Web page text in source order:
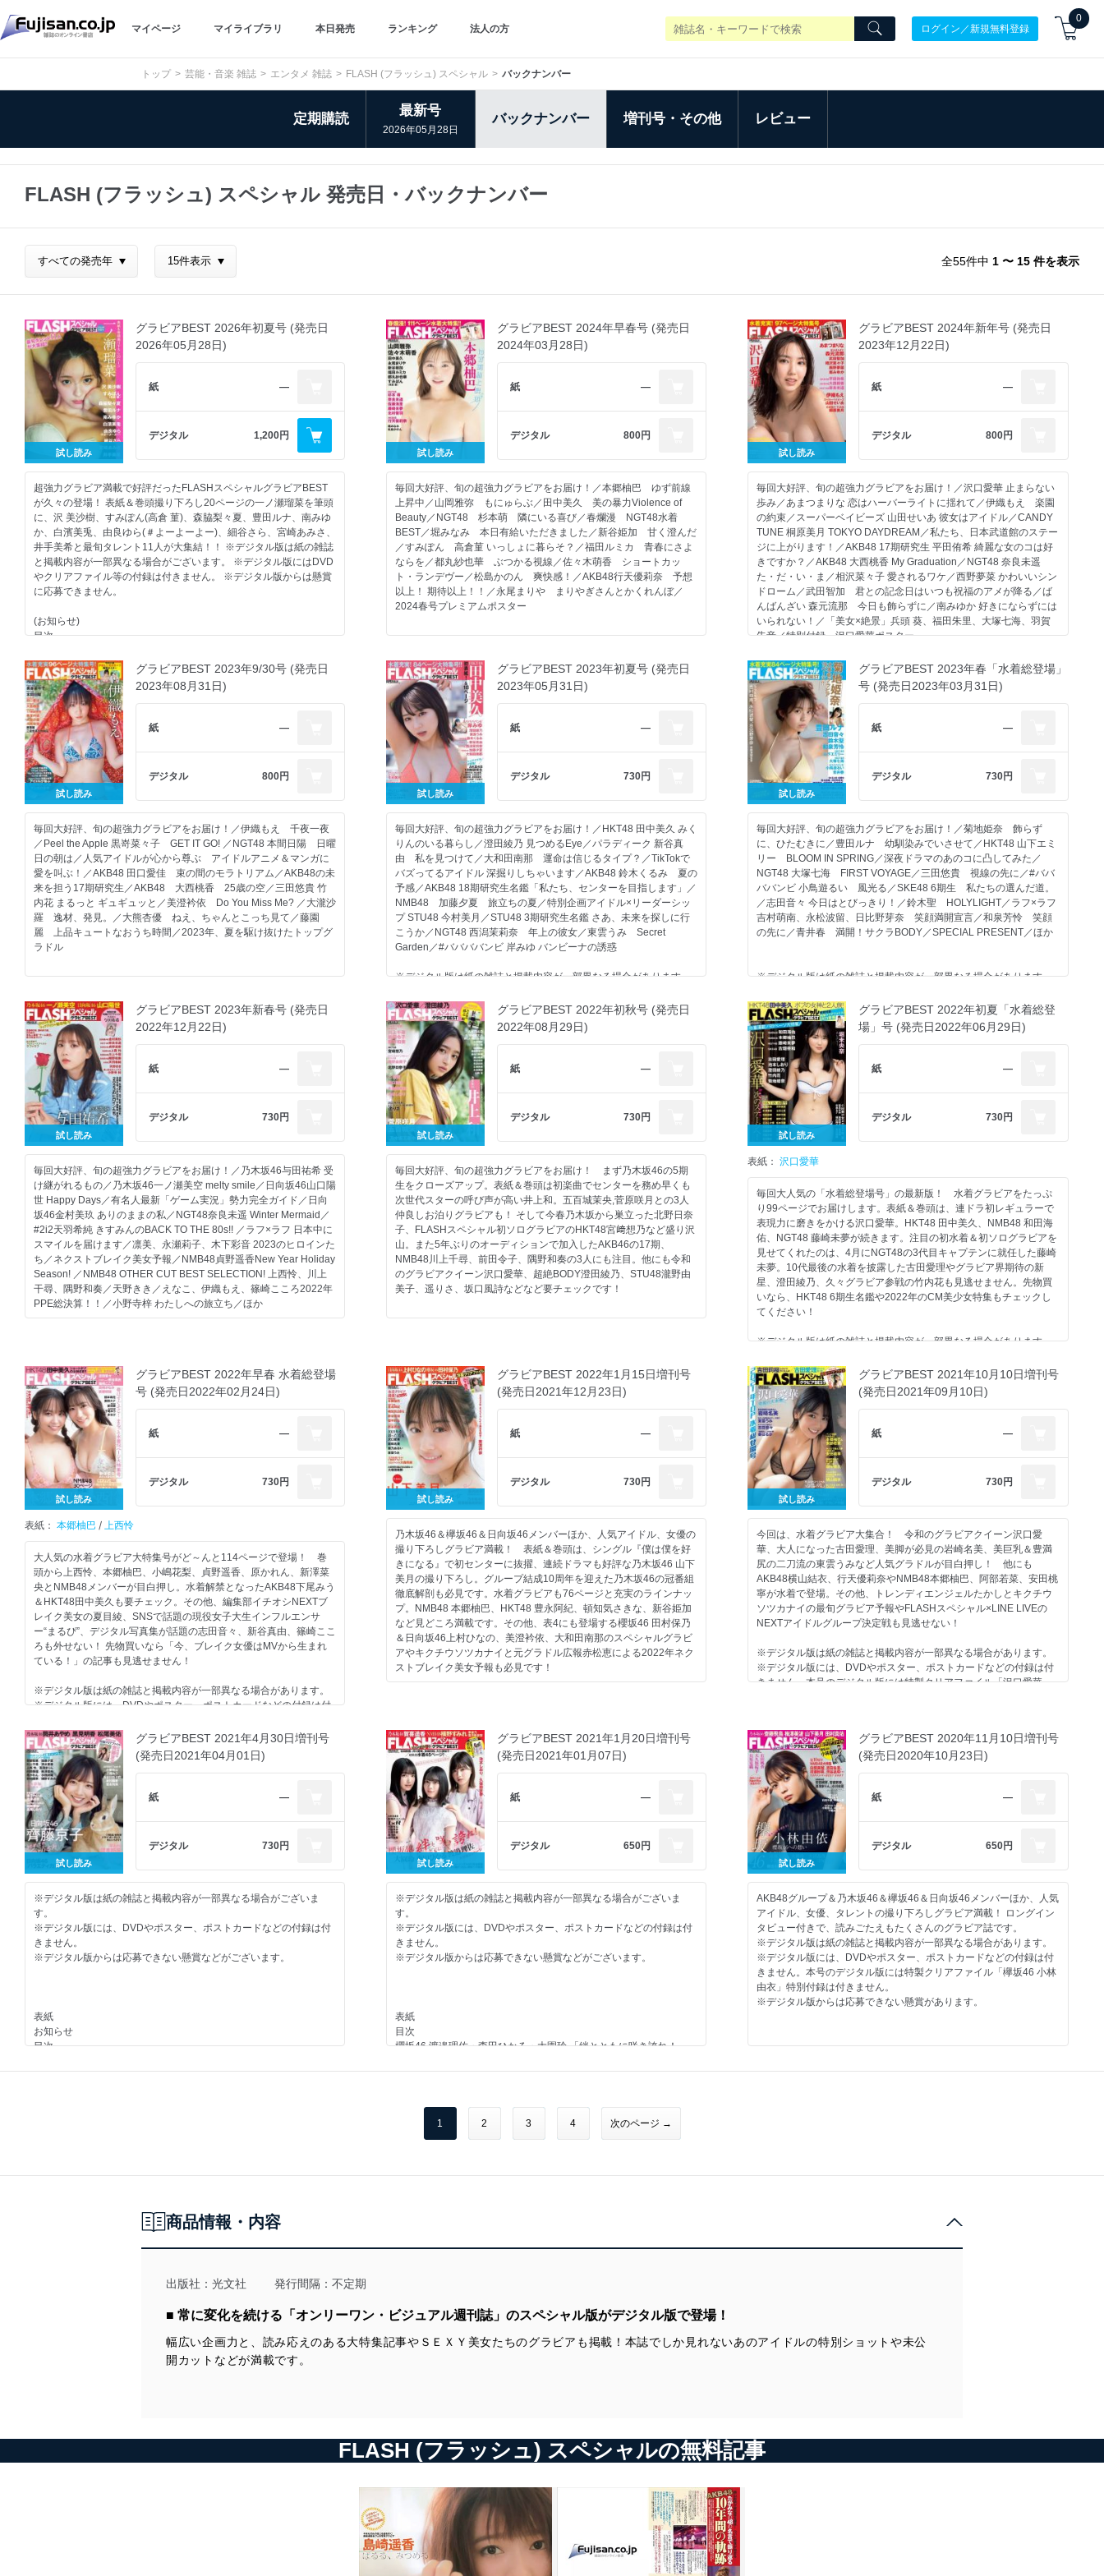
マイページ マイライブラリ 本日発売 ランキング 法人の方 ログイン／新規無料登録
0
トップ 芸能・音楽 雑誌 エンタメ 雑誌 FLASH (フラッシュ) スペシャル バックナンバー
定期購読
最新号
2026年05月28日
バックナンバー 増刊号・その他 レビュー
FLASH (フラッシュ) スペシャル 発売日・バックナンバー
全55件中 1 〜 15 件を表示
試し読み
グラビアBEST 2026年初夏号 (発売日
2026年05月28日)
紙 ―
デジタル 1,200円
超強力グラビア満載で好評だったFLASHスペシャルグラビアBEST
が久々の登場！ 表紙＆巻頭撮り下ろし20ページの一ノ瀬瑠菜を筆頭
に、沢 美沙樹、すみぽん(高倉 菫)、森脇梨々夏、豊田ルナ、南みゆ
か、白濱美兎、由良ゆら(＃よーよーよー)、細谷さら、宮崎あみさ、
井手美希と最旬タレント11人が大集結！！ ※デジタル版は紙の雑誌
と掲載内容が一部異なる場合がございます。 ※デジタル版にはDVD
やクリアファイル等の付録は付きません。 ※デジタル版からは懸賞
に応募できません。
(お知らせ)
目次
沢 美沙樹 海街シンドローム
すみぽん(高倉 菫) 甘い熱の記憶
森脇梨々夏 ピュアスマイル進化系
豊田ルナ Soft Touch
南みゆか ぜんぶキミにあげる
白濱美兎 恋する季節
#よーよーよー 由良ゆら ゆらに恋してみない？
細谷さら Pure in the Sunshine
宮崎あみさ 夏を追いかけて
井手美希 しなやか、色っぽ
応募者全員サービス
試し読み
グラビアBEST 2024年早春号 (発売日
2024年03月28日)
紙 ―
デジタル 800円
毎回大好評、旬の超強力グラビアをお届け！／本郷柚巴 ゆず前線
上昇中／山岡雅弥 もにゅらぶ／田中美久 美の暴力Violence of
Beauty／NGT48 杉本萌 隣にいる喜び／春爛漫 NGT48水着
BEST／堀みなみ 本日有給いただきました／新谷姫加 甘く澄んだ
／すみぽん 高倉菫 いっしょに暮らそ？／福田ルミカ 青春にさよ
ならを／都丸紗也華 ぶつかる視線／佐々木萌香 ショートカッ
ト・ランデヴー／松島かのん 爽快感！／AKB48行天優莉奈 予想
以上！ 期待以上！！／永尾まりや まりやぎさんとかくれんぼ／
2024春号プレミアムポスター
目次
本郷柚巴 ゆず前線上昇中
山岡雅弥 もにゅらぶ
田中美久 美の暴力Violence of Beauty
NGT48 杉本萌 隣にいる喜び
春爛漫 NGT48水着BEST
堀みなみ 本日有給いただきました
新谷姫加 甘く澄んだ
すみぽん 高倉菫 いっしょに暮らそ？
福田ルミカ 青春にさよならを
都丸紗也華 ぶつかる視線
佐々木萌香 ショートカット・ランデヴー
松島かのん 爽快感！
AKB48行天優莉奈 予想以上！ 期待以上！！
永尾まりや まりやぎさんとかくれんぼ
写写丸クイズ
SPECIAL PRESENT
FLASHスペシャル 応募者全員サービス
表4
2024春号プレミアムポスター
試し読み
グラビアBEST 2024年新年号 (発売日
2023年12月22日)
紙 ―
デジタル 800円
毎回大好評、旬の超強力グラビアをお届け！／沢口愛華 止まらない
歩み／あまつまりな 恋はハーバーライトに揺れて／伊織もえ 楽園
の約束／スーパーベイビーズ 山田せいあ 彼女はアイドル／CANDY
TUNE 桐原美月 TOKYO DAYDREAM／私たち、日本武道館のステー
ジに上がります！／AKB48 17期研究生 平田侑希 綺麗な女のコは好
きですか？／AKB48 大西桃香 My Graduation／NGT48 奈良未遥
た・だ・い・ま／相沢菜々子 愛されるワケ／西野夢菜 かわいいシン
ドローム／武田智加 君との記念日はいつも祝福のアメが降る／ば
んばんざい 森元流那 今日も飾らずに／南みゆか 好きにならずには
いられない！／「美女×絶景」兵頭 葵、福田朱里、大塚七海、羽賀
朱音／特別付録 沢口愛華ポスター
※デジタル版は紙の雑誌と掲載内容が一部異なる場合があります。
※デジタル版にはDVDやポスター、ポストカードなどの付録は付き
ません。本号のデジタル版には特製クリアファイル特別付録は付き
ません。
※デジタル版からは応募できない懸賞があります。
お知らせ
沢口愛華 止まらない歩み
あまつまりな 恋はハーバーライトに揺れて
伊織もえ 楽園の約束
スーパーベイビーズ 山田せいあ 彼女はアイドル
CANDY TUNE 桐原美月 TOKYO DAYDREAM
私たち、日本武道館のステージに上がります！
AKB48 17期研究生 平田侑希 綺麗な女のコは好きですか？
AKB48 大西桃香 My Graduation
NGT48 奈良未遥 た・だ・い・ま
武田智加 君との記念日はいつも祝福のアメが降る
南みゆか 好きにならずにはいられない！
美女×絶景
SPECIAL PRESENT
FLASHスベシャル応募者全員サービス
表紙４ あまつまりな
特別付録 沢口愛華ポスター
試し読み
グラビアBEST 2023年9/30号 (発売日
2023年08月31日)
紙 ―
デジタル 800円
毎回大好評、旬の超強力グラビアをお届け！／伊織もえ 千夜一夜
／Peel the Apple 黒嵜菜々子 GET IT GO! ／NGT48 本間日陽 日曜
日の朝は／人気アイドルが心から尊ぶ アイドルアニメ＆マンガに
愛を叫ぶ！／AKB48 田口愛佳 束の間のモラトリアム／AKB48の未
来を担う17期研究生／AKB48 大西桃香 25歳の空／三田悠貴 竹
内花 まるっと ギュギュッと／美澄衿依 Do You Miss Me? ／大瀧沙
羅 逸材、発見。／大熊杏優 ねえ、ちゃんとこっち見て／藤園
麗 上品キュートなおうち時間／2023年、夏を駆け抜けたトップグ
ラドル
※デジタル版にはDVDやポスター、ポストカードなどの付録は付き
ません。本号のデジタル版には特製クリアファイル特別付録は付き
ません。
※デジタル版からは応募できない懸賞があります。
お知らせ
目次
伊織もえ 千夜一夜
Peel the Apple 黒嵜菜々子 GET IT GO!
NGT48 本間日陽 日曜日の朝は
人気アイドルが心から尊ぶ アイドルアニメ＆マンガに愛を叫ぶ！
AKB48 田口愛佳 束の間のモラトリアム
AKB48の未来を担う17期研究生
AKB48 大西桃香 25歳の空
三田悠貴 竹内花 まるっと ギュギュッと #みたはな
美澄衿依 Do You Miss Me?
大瀧沙羅 逸材、発見。
大熊杏優 ねえ、ちゃんとこっち見て
藤園 麗 上品キュートなおうち時間
2023年、夏を駆け抜けたトップグラドル
試し読み
グラビアBEST 2023年初夏号 (発売日
2023年05月31日)
紙 ―
デジタル 730円
毎回大好評、旬の超強力グラビアをお届け！／HKT48 田中美久 みく
りんのいる暮らし／澄田綾乃 見つめるEye／パラディーク 新谷真
由 私を見つけて／大和田南那 運命は信じるタイプ？／TikTokで
バズってるアイドル 深掘りしちゃいます／AKB48 鈴木くるみ 夏の
予感／AKB48 18期研究生名鑑「私たち、センターを目指します」／
NMB48 加藤夕夏 旅立ちの夏／特別企画アイドル×リーダーシッ
プ STU48 今村美月／STU48 3期研究生名鑑 さあ、未来を探しに行
こうか／NGT48 西潟茉莉奈 年上の彼女／東雲うみ Secret
Garden／#ババババンビ 岸みゆ バンビーナの誘惑
※デジタル版は紙の雑誌と掲載内容が一部異なる場合があります。
きません。本号のデジタル版には特製クリアファイル特別付録は付
きません。
※デジタル版からは応募できない懸賞があります。
お知らせ
目次
HKT48 田中美久 みくりんのいる暮らし
澄田綾乃 見つめるEye
パラディーク 新谷真由 私を見つけて
大和田南那 運命は信じるタイプ？
TikTokでバズってるアイドル 深掘りしちゃいます
AKB48 鈴木くるみ 夏の予感
AKB48 18期研究生名鑑 「私たち、センターを目指します」
NMB48 加藤夕夏 旅立ちの夏
特別企画アイドル×リーダーシップ STU48 今村美月
写写丸クイズ
STU48 3期研究生名鑑 さあ、未来を探しに行こうか
NGT48 西潟茉莉奈 年上の彼女
#ババババンビ 岸みゆ バンビーナの誘惑
試し読み
グラビアBEST 2023年春「水着総登場」
号 (発売日2023年03月31日)
紙 ―
デジタル 730円
毎回大好評、旬の超強力グラビアをお届け！／菊地姫奈 飾らず
に、ひたむきに／豊田ルナ 幼馴染みでいさせて／HKT48 山下エミ
リー BLOOM IN SPRING／深夜ドラマのあのコに凸してみた／
NGT48 大塚七海 FIRST VOYAGE／三田悠貴 視線の先に／#ババ
ババンビ 小鳥遊るい 風光る／SKE48 6期生 私たちの選んだ道。
／志田音々 今日はとびっきり！／鈴木聖 HOLYLIGHT／ラフ×ラフ
吉村萌南、永松波留、日比野芽奈 笑顔満開宣言／和泉芳怜 笑顔
の先に／青井春 満開！サクラBODY／SPECIAL PRESENT／ほか
※デジタル版は紙の雑誌と掲載内容が一部異なる場合があります。
きません。本号のデジタル版には特製クリアファイル特別付録は付
きません。※デジタル版からは応募できない懸賞があります。
お知らせ
目次
菊地姫奈 飾らずに、ひたむきに
豊田ルナ 幼馴染みでいさせて
HKT48 山下エミリー BLOOM IN SPRING
深夜ドラマのあのコに凸してみた
NGT48 大塚七海 FIRST VOYAGE
#ババババンビ 小鳥遊るい 風光る
SKE48 6期生 私たちの選んだ道。
クイズ
志田音々 今日はとびっきり！
鈴木聖 HOLYLIGHT
ラフ×ラフ 吉村萌南、永松波留、日比野芽奈 笑顔満開宣言
和泉芳怜 笑顔の先に
青井春 満開！サクラBODY
SPECIAL PRESENT
試し読み
グラビアBEST 2023年新春号 (発売日
2022年12月22日)
紙 ―
デジタル 730円
毎回大好評、旬の超強力グラビアをお届け！／乃木坂46与田祐希 受
け継がれるもの／乃木坂46一ノ瀬美空 melty smile／日向坂46山口陽
世 Happy Days／有名人最新「ゲーム実況」勢力完全ガイド／日向
坂46金村美玖 ありのままの私／NGT48奈良未遥 Winter Mermaid／
#2i2天羽希純 きすみんのBACK TO THE 80s!! ／ラフ×ラフ 日本中に
スマイルを届けます／凛美、永瀬莉子、木下彩音 2023のヒロインた
ち／ネクストブレイク美女予報／NMB48貞野遥香New Year Holiday
Season! ／NMB48 OTHER CUT BEST SELECTION! 上西怜、川上
干尋、隅野和奏／天野きき／えなこ、伊織もえ、篠崎こころ2022年
PPE総決算！！／小野寺梓 わたしへの旅立ち／ほか
きません。※デジタル版からは応募できない懸賞があります。
お知らせ
目次
乃木坂46 与田祐希 受け継がれるもの
乃木坂46 一ノ瀬美空 melty smile
日向坂46 山口陽世 Happy Days
有名人最新「ゲーム実況」勢力完全ガイド
日向坂46 金村美玖 ありのままの私
NGT48 奈良未遥 Winter Mermaid
#2i2 天羽希純 きすみんのBACK TO THE 80s!!
ラフ×ラフ 日本中にスマイルを届けます
凛美、永瀬莉子、木下彩音 2023のヒロインたち
COVER GIRL SPECIAL INTERVIEW 乃木坂46 与田祐希
キクチウソッカナイ。X赤松恵 ネクストブレイク美女予報
クイズ
NMB48 貞野遥香 New Year Holiday Season!
NMB48 OTHER CUT BEST SELECTION! 上西怜、川上干尋、隅野
天野きき 私、大人になれますか？
えなこ、伊織もえ、篠崎こころ．．2022年PPE総決算！！
SPECIAL PRESENT
FLASHスベシャル応募者全員サービス
表紙４ 山田陽世
試し読み
グラビアBEST 2022年初秋号 (発売日
2022年08月29日)
紙 ―
デジタル 730円
毎回大好評、旬の超強力グラビアをお届け！ まず乃木坂46の5期
生をクローズアップ。表紙＆巻頭は初楽曲でセンターを務め早くも
次世代スターの呼び声が高い井上和。五百城茉央,菅原咲月との3人
仲良しお泊りグラビアも！ そして今春乃木坂から巣立った北野日奈
子、FLASHスペシャル初ソログラビアのHKT48宮﨑想乃など盛り沢
山。また5年ぶりのオーディションで加入したAKB46の17期、
NMB48川上千尋、前田令子、隅野和奏の3人にも注目。他にも令和
のグラビアクイーン沢口愛華、超絶BODY澄田綾乃、STU48瀧野由
美子、遥りさ、坂口風詩などなど要チェックです！
特別付録は付きません。※デジタル版からは応募できない懸賞があ
ります。
(お知らせ)
目次
乃木坂46 井上 和 THE HOLY GIRL
乃木坂46 井上 和 菅原咲月 五百城茉央 SUMMER HOLIDAY
北野日奈子 新しい日常
『乃木坂工事中』 真夏の大特集2022
AKB48 17期研究生名鑑!! 私たちが新しい風を吹き込みます
NMB48 川上千尋 私の夢、みんなの夢
NMB48 前田令子 初選抜の矜持！
NMB48 隅野和奏 More Beautiful!
沢口愛華 風格
澄田綾乃 THE BREAKPOINT
STU48 瀧野由美子 後悔のない人生を！
キクチウソツカナイ。×赤松 恵 ネクストブレイク美女予報
写写丸クイズ
大和田南那 夏のカメラロール
池本しおり 花鳥風月
SPECIAL PRESENT
FLASHスペシャル 応募者全員サービス
表紙4 乃木坂46 菅原咲月 井上 和 五百城茉央
試し読み
グラビアBEST 2022年初夏「水着総登
場」号 (発売日2022年06月29日)
紙 ―
デジタル 730円
表紙：沢口愛華
毎回大人気の「水着総登場号」の最新版！ 水着グラビアをたっぷ
り99ページでお届けします。表紙＆巻頭は、連ドラ初レギュラーで
表現力に磨きをかける沢口愛華。HKT48 田中美久、NMB48 和田海
佑、NGT48 藤崎未夢が続きます。注目の初水着＆初ソログラビアを
見せてくれたのは、4月にNGT48の3代目キャプテンに就任した藤崎
未夢。10代最後の水着を披露した古田愛理やグラビア界期待の新
星、澄田綾乃、久々グラビア参戦の竹内花も見逃せません。先物買
いなら、HKT48 6期生名鑑や2022年のCM美少女特集もチェックし
てください！
※デジタル版は紙の雑誌と掲載内容が一部異なる場合があります。
きません。本号のデジタル版には特製クリアファイル「沢口愛華」
特別付録は付きません。※デジタル版からは応募できない懸賞があ
ります。
(お知らせ)
目次
沢口愛華 Next Stage
HKT48 田中美久 TRAVEL with HER.
HKT48 ６期生名鑑 新世代のシンデレラガールズ
NMB48 和田海佑 昭和だ、みゆ。
NGT48 藤崎未夢 Dreaming girl
當真あみ 服部樹咲 長澤樹 中島セナ 福山絢水 石川翔鈴 CMの気にな
るあのコの正体は？ 2022 夏
古田愛理 いまだけのトキメキ
池本しおり 彼女と浴衣としゃぼん玉
澄田綾乃 THE HIGHEST GRADE
堀未央奈 久しぶり！
NMB48 本郷柚巴 僕だけが知る、君の温度
菊地姫奈 空想少女の日常
表紙4 HKT48 田中美久
試し読み
グラビアBEST 2022年早春 水着総登場
号 (発売日2022年02月24日)
紙 ―
デジタル 730円
表紙： 本郷柚巴 / 上西怜
大人気の水着グラビア大特集号がど～んと114ページで登場！ 巻
頭から上西怜、本郷柚巴、小嶋花梨、貞野遥香、原かれん、新澤菜
央とNMB48メンバーが目白押し。水着解禁となったAKB48下尾みう
＆HKT48田中美久も要チェック。その他、編集部イチオシNEXTブ
レイク美女の夏目綾、SNSで話題の現役女子大生インフルエンサ
ー“まるぴ”、デジタル写真集が話題の志田音々、新谷真由、篠崎ここ
ろも外せない！ 先物買いなら「今、ブレイク女優はMVから生まれ
ている！」の記事も見逃せません！
※デジタル版は紙の雑誌と掲載内容が一部異なる場合があります。
※デジタル版には、DVDやポスター、ポストカードなどの付録は付
怜 本郷柚巴」特別付録は付きません。※デジタル版からは応募でき
ない懸賞があります。
(お知らせ)
目次
NMB48 上西怜 本郷柚巴 初めてづくしのひな祭り
NMB48 小嶋花梨 貞野遥香 原かれん 新キャプテン 誌上「決意表
明！」
NMB48 新澤菜央 あざとい彼女を照らした黄昏
橋本萌花 24 hours
豊田ルナ この雪がとける前に
miao 夏目綾 ゼンブカワイイ
今、ブレイク女優はMVから生まれている！
AKB48 下尾みう perfect muse
篠崎こころ 長すぎた蜜月
高崎かなみ 旅×恋
安藤咲桜 さくらだより
SPECIAL PRESENT
試し読み
グラビアBEST 2022年1月15日増刊号
(発売日2021年12月23日)
紙 ―
デジタル 730円
乃木坂46＆欅坂46＆日向坂46メンバーほか、人気アイドル、女優の
撮り下ろしグラビア満載！ 表紙＆巻頭は、シングル『僕は僕を好
きになる』で初センターに抜擢、連続ドラマも好評な乃木坂46 山下
美月の撮り下ろし。グループ結成10周年を迎えた乃木坂46の冠番組
徹底解剖も必見です。水着グラビアも76ページと充実のラインナッ
プ。NMB48 本郷柚巴、HKT48 豊永阿紀、頓知気さきな、新谷姫加
など見どころ満載です。その他、表4にも登場する櫻坂46 田村保乃
＆日向坂46上村ひなの、美澄衿依、大和田南那のスペシャルグラビ
アやキクチウソツカナイと元グラドル広報赤松恵による2022年ネク
ストブレイク美女予報も必見です！
特別付録は付きません。
※デジタル版からは応募できない懸賞があります。
(お知らせ)
目次
乃木坂46 山下美月 2022 本命の彼女
乃木坂46 新内眞衣 25時のヒロイン
乃木坂46 冠番組 徹底解剖！
櫻坂46 田村保乃 To Be…
HKT48 豊永阿紀 よか、余暇
頓知気さきな Daylight
新谷姫加 君待ち時間。
雪平莉左 さざ波が聞こえる
あおい・東雲うみ
キクチウソツカナイ。× 元グラドル広報 赤松恵 2022年 ネクストブ
SPECIAL PRESENT
FLASHスペシャル 応募者全員サービス
表4 日向坂46 上村ひなの＆櫻坂46 田村保乃
試し読み
グラビアBEST 2021年10月10日増刊号
(発売日2021年09月10日)
紙 ―
デジタル 730円
今回は、水着グラビア大集合！ 令和のグラビアクイーン沢口愛
華、大人になった古田愛理、美脚が必見の岩崎名美、美巨乳＆豊満
尻の二刀流の東雲うみなど人気グラドルが目白押し！ 他にも
AKB48横山結衣、行天優莉奈やNMB48本郷柚巴、阿部若菜、安田桃
寧が水着で登場。その他、トレンディエンジェルたかしとキクチウ
ソツカナイの最旬グラビア予報やFLASHスペシャル×LINE LIVEの
NEXTアイドルグループ決定戦も見逃せない！
※デジタル版は紙の雑誌と掲載内容が一部異なる場合があります。
※デジタル版には、DVDやポスター、ポストカードなどの付録は付
きません。本号のデジタル版には特製クリアファイル「沢口愛華」
お知らせ
目次
沢口愛華 令和イチ！
吉田莉桜 かくれんぼ
古田愛理 夏空の回想録
岩崎名美 美脚無双、始まってます
トレンディエンジェル たかし×キクチウソツカナイ 最旬！グラビ
ア予報
東雲うみ 九月の蝉時雨
志田音々 明日晴れたらどこ行こう？
NMB48 本郷柚巴 安部若菜 ゲインを上げろ！！
NMB48 安田桃寧 夢の時間
AKB48 横山結衣 Iwanna be there.
AKB48 行天優莉奈 本気。
FLASHスペシャル×LINE LIVE NEXTアイドルグループ決定戦！！
火将ロシエル 呼び覚ませ！
試し読み
グラビアBEST 2021年4月30日増刊号
(発売日2021年04月01日)
紙 ―
デジタル 730円
※デジタル版は紙の雑誌と掲載内容が一部異なる場合がございま
す。
※デジタル版には、DVDやポスター、ポストカードなどの付録は付
きません。
※デジタル版からは応募できない懸賞などがございます。
表紙
お知らせ
目次
SUPER☆GiRLS 阿部夢梨 長尾しおり 「潮風の通り道」
AKB48 Team 8 「これがウワサのエイトリオ!!」 長谷川百々花(福島
NMB48 山本彩加 「てっぺんへの道 あーやんロード」 最終回スペシ
NMB48×FLASH 「グラビアナンバトル Other Cut Selection」 安部
美瑠 新澤菜央 原かれん 水田詩織 安田桃寧 横野すみれ
FLASHスペシャル 応募者全員サービス
試し読み
グラビアBEST 2021年1月20日増刊号
(発売日2021年01月07日)
紙 ―
デジタル 650円
※デジタル版は紙の雑誌と掲載内容が一部異なる場合がございま
す。
※デジタル版には、DVDやポスター、ポストカードなどの付録は付
きません。
※デジタル版からは応募できない懸賞などがございます。
表紙
目次
櫻坂46 渡邉理佐・森田ひかる・大園玲 「絆とともに咲き誇れ！」
沢口愛華・吉田莉桜・大久保桜子・石田桃香 「水着BEST キミ恋メ
モリーズ」
NMB48 泉綾乃×塩月希依音 「伸びしろナンバーワン!!!」
ユニット IxR 「旋風を巻き起こせ！」
#2i2」
試し読み
グラビアBEST 2020年11月10日増刊号
(発売日2020年10月23日)
紙 ―
デジタル 650円
AKB48グループ＆乃木坂46＆欅坂46＆日向坂46メンバーほか、人気
アイドル、女優、タレントの撮り下ろしグラビア満載！ ロングイン
タビュー付きで、読みごたえもたくさんのグラビア誌です。
※デジタル版は紙の雑誌と掲載内容が一部異なる場合があります。
※デジタル版には、DVDやポスター、ポストカードなどの付録は付
きません。本号のデジタル版には特製クリアファイル「欅坂46 小林
由衣」特別付録は付きません。
※デジタル版からは応募できない懸賞があります。
誉田哲也 特別寄稿 「欅坂46の君たちへ」
FRESH」
FLASHスペシャル 応募者全員サービス
表紙4 （石田桃香）
1 2 3 4 次のページ →
商品情報・内容
出版社： 光文社 発行間隔：不定期
■ 常に変化を続ける「オンリーワン・ビジュアル週刊誌」のスペシャル版がデジタル版で登場！
幅広い企画力と、読み応えのある大特集記事やＳＥＸＹ美女たちのグラビアも掲載！本誌でしか見れないあのアイドルの特別ショットや未公
開カットなどが満載です。
FLASH (フラッシュ) スペシャルの無料記事